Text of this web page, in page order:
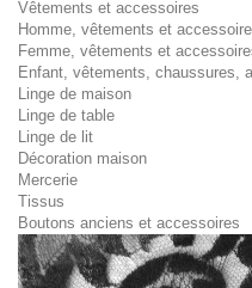
Vêtements et accessoires
Homme, vêtements et
Femme, vêtements et
Enfant, vêtements, chaussures,
Linge de maison
Linge de table
Linge de lit
Décoration maison
Mercerie
Tissus
Boutons anciens et accessoires